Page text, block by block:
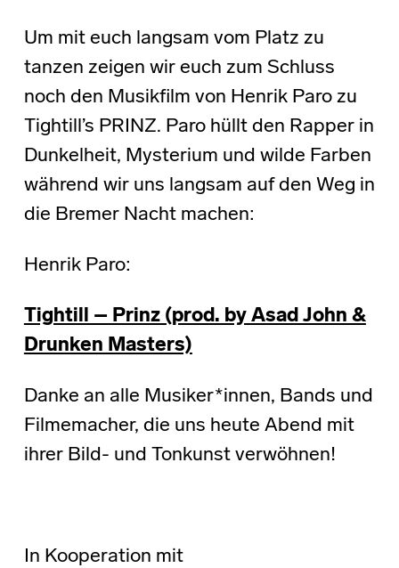
Um mit euch langsam vom Platz zu
tanzen zeigen wir euch zum Schluss
noch den Musikfilm von Henrik Paro zu
Tightill’s PRINZ. Paro hüllt den Rapper in
Dunkelheit, Mysterium und wilde Farben
während wir uns langsam auf den Weg in
die Bremer Nacht machen:
Henrik Paro:
Tightill – Prinz (prod. by Asad John &
Drunken Masters)
Danke an alle Musiker*innen, Bands und
Filmemacher, die uns heute Abend mit
ihrer Bild- und Tonkunst verwöhnen!
In Kooperation mit